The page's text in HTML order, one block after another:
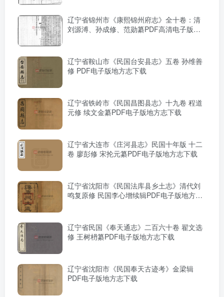
辽宁省锦州市《康熙锦州府志》全十卷：清
刘源溥、孙成修、范勋纂PDF高清电子版影
辽宁省鞍山市《民国台安县志》五卷 孙维善
修 PDF电子版地方志下载
辽宁省铁岭市《民国昌图县志》十九卷 程道
元修 续文金纂PDF电子版地方志下载
辽宁省大连市《庄河县志》民国十年版 十二
卷 廖彭修 宋抡元纂PDF电子版地方志下载
辽宁省沈阳市《民国法库县乡土志》清代刘
鸣复原修 民国李心增续辑PDF电子版地方志
辽宁省民国《奉天通志》二百六十卷 翟文选
修 王树枬纂PDF电子版地方志下载
辽宁省沈阳市《民国奉天古迹考》金梁辑
PDF电子版地方志下载